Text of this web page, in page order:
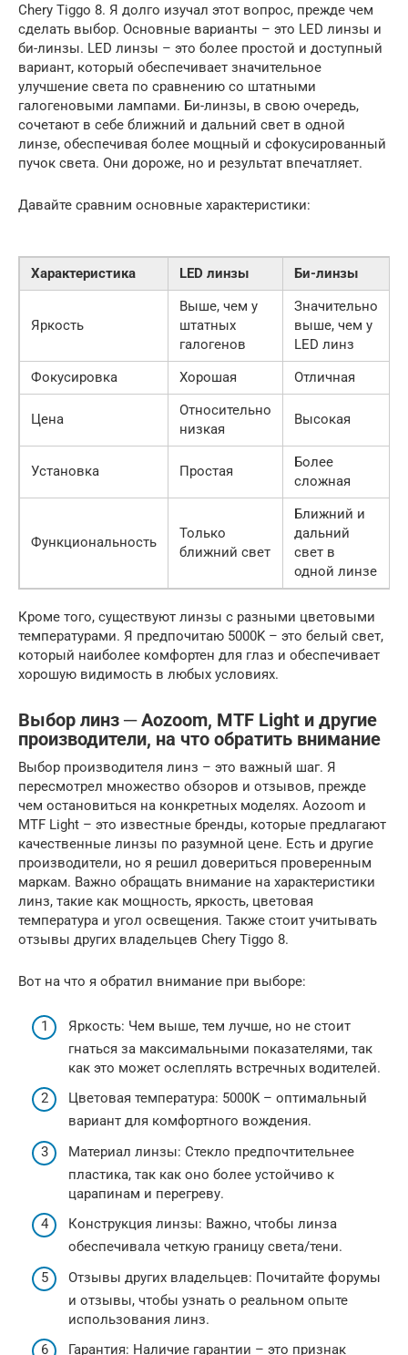
Chery Tiggo 8. Я долго изучал этот вопрос, прежде чем
сделать выбор. Основные варианты – это LED линзы и
би-линзы. LED линзы – это более простой и доступный
вариант, который обеспечивает значительное
улучшение света по сравнению со штатными
галогеновыми лампами. Би-линзы, в свою очередь,
сочетают в себе ближний и дальний свет в одной
линзе, обеспечивая более мощный и сфокусированный
пучок света. Они дороже, но и результат впечатляет.
Давайте сравним основные характеристики:
Характеристика LED линзы Би-линзы
Яркость
Выше, чем у
штатных
галогенов
Значительно
выше, чем у
LED линз
Фокусировка
Хорошая Отличная
Цена
Относительно
низкая
Высокая
Установка Простая
Более
сложная
Функциональность
Только
ближний свет
Ближний и
дальний
свет в
одной линзе
Кроме того, существуют линзы с разными цветовыми
температурами. Я предпочитаю 5000K – это белый свет,
который наиболее комфортен для глаз и обеспечивает
хорошую видимость в любых условиях.
Выбор линз ─ Aozoom, MTF Light и другие
производители, на что обратить внимание
Выбор производителя линз – это важный шаг. Я
пересмотрел множество обзоров и отзывов, прежде
чем остановиться на конкретных моделях. Aozoom и
MTF Light – это известные бренды, которые предлагают
качественные линзы по разумной цене. Есть и другие
производители, но я решил довериться проверенным
маркам. Важно обращать внимание на характеристики
линз, такие как мощность, яркость, цветовая
температура и угол освещения. Также стоит учитывать
отзывы других владельцев Chery Tiggo 8.
Вот на что я обратил внимание при выборе:
Яркость: Чем выше, тем лучше, но не стоит
гнаться за максимальными показателями, так
как это может ослеплять встречных водителей.
Цветовая температура: 5000K – оптимальный
вариант для комфортного вождения.
Материал линзы: Стекло предпочтительнее
пластика, так как оно более устойчиво к
царапинам и перегреву.
Конструкция линзы: Важно, чтобы линза
обеспечивала четкую границу света/тени.
Отзывы других владельцев: Почитайте форумы
и отзывы, чтобы узнать о реальном опыте
использования линз.
Гарантия: Наличие гарантии – это признак